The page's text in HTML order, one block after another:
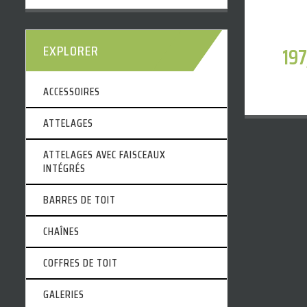
EXPLORER
ACCESSOIRES
ATTELAGES
ATTELAGES AVEC FAISCEAUX
INTÉGRÉS
BARRES DE TOIT
CHAÎNES
COFFRES DE TOIT
GALERIES